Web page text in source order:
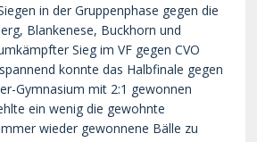
in der Gruppenphase gegen die
Blankenese, Buckhorn und
Sieg im VF gegen CVO
konnte das Halbfinale gegen
Gymnasium mit 2:1 gewonnen
ein wenig die gewohnte
wieder gewonnene Bälle zu